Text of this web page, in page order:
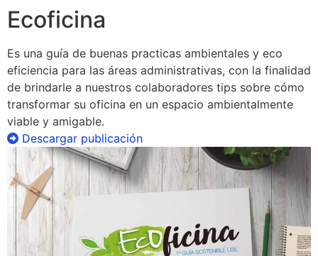
Ecoficina
Es una guía de buenas practicas ambientales y eco
eficiencia para las áreas administrativas, con la finalidad
de brindarle a nuestros colaboradores tips sobre cómo
transformar su oficina en un espacio ambientalmente
viable y amigable.
Descargar publicación